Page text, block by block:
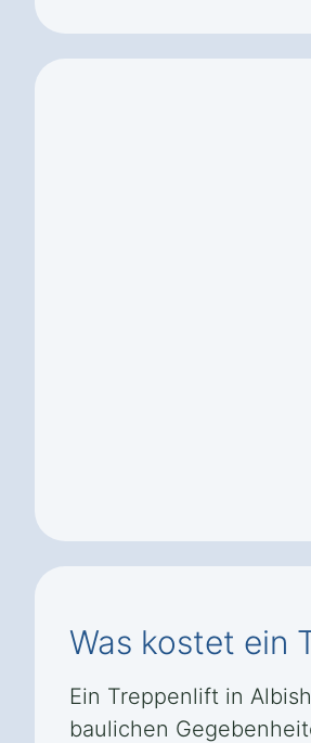
Was kostet ein
Ein Treppenlift in
baulichen